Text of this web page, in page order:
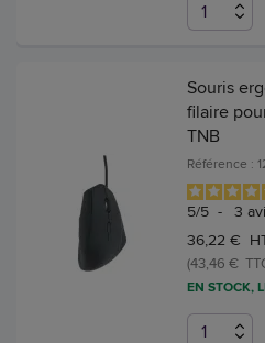
Souris
filaire
TNB
Référence :
5/5 - 3
36,22 €
(43,46 €
EN STOCK,